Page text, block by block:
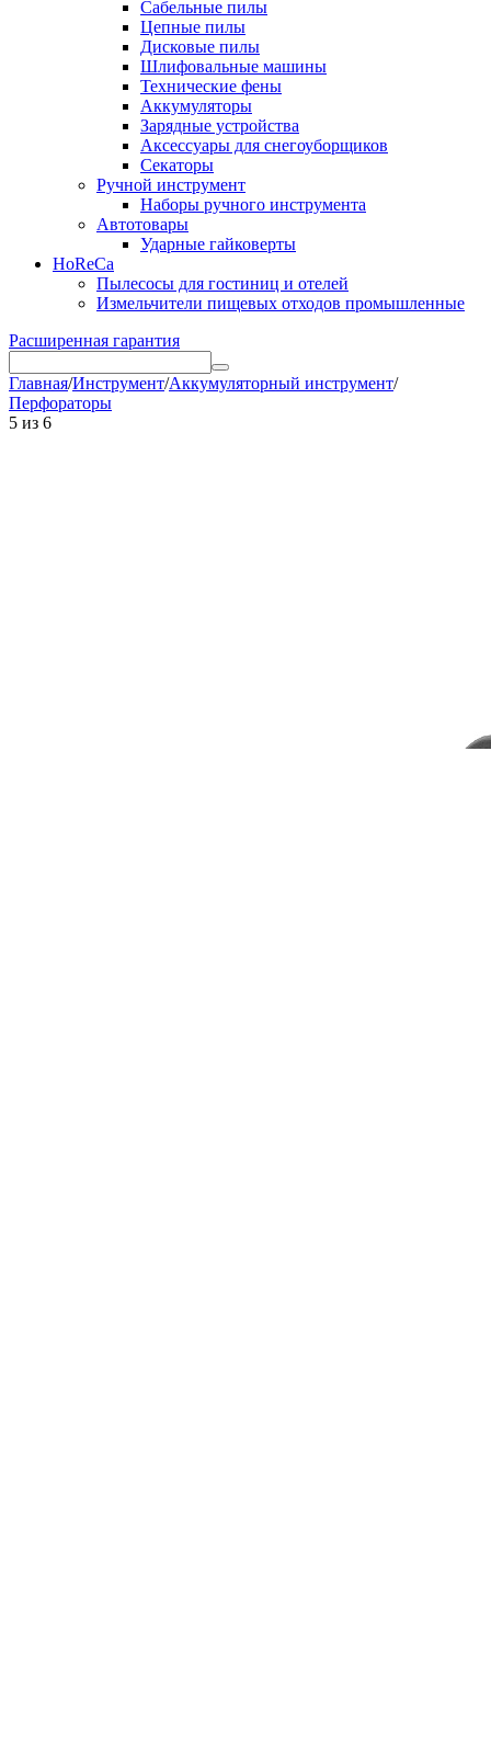
Сабельные пилы
Цепные пилы
Дисковые пилы
Шлифовальные машины
Технические фены
Аккумуляторы
Зарядные устройства
Аксессуары для снегоуборщиков
Секаторы
Ручной инструмент
Наборы ручного инструмента
Автотовары
Ударные гайковерты
HoReCa
Пылесосы для гостиниц и отелей
Измельчители пищевых отходов промышленные
Расширенная гарантия
Главная/Инструмент/Аккумуляторный инструмент/
Перфораторы
5 из 6